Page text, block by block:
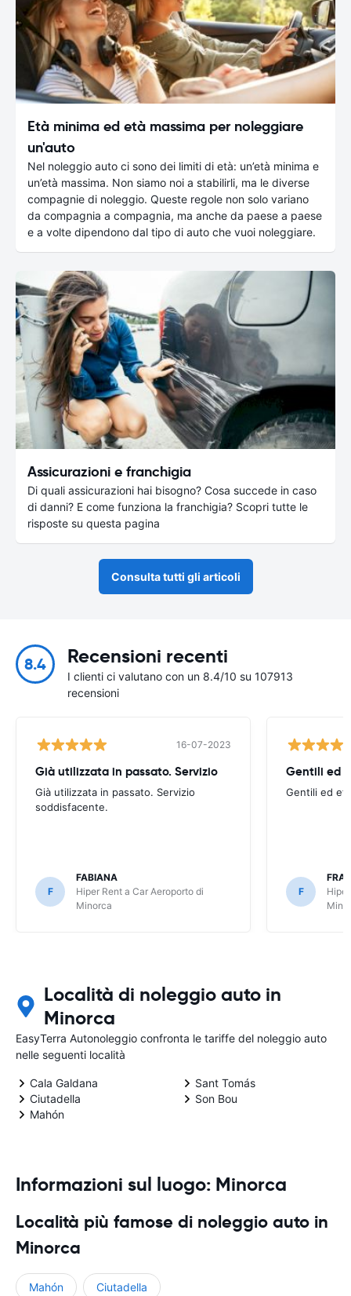
Età minima ed età massima per noleggiare
un'auto
Nel noleggio auto ci sono dei limiti di età: un’età minima e
un’età massima. Non siamo noi a stabilirli, ma le diverse
compagnie di noleggio. Queste regole non solo variano
da compagnia a compagnia, ma anche da paese a paese
e a volte dipendono dal tipo di auto che vuoi noleggiare.
Assicurazioni e franchigia
Di quali assicurazioni hai bisogno? Cosa succede in caso
di danni? E come funziona la franchigia? Scopri tutte le
risposte su questa pagina
Consulta tutti gli articoli
8.4 Recensioni recenti
I clienti ci valutano con un 8.4/10 su 107913
recensioni
16-07-2023
Già utilizzata in passato. Servizio
Già utilizzata in passato. Servizio
soddisfacente.
F
FABIANA
Hiper Rent a Car Aeroporto di
Minorca
Gentili ed
Gentili ed
F
Località di noleggio auto in
Minorca
EasyTerra Autonoleggio confronta le tariffe del noleggio auto
nelle seguenti località
Cala Galdana
Ciutadella
Mahón
Sant Tomás
Son Bou
Informazioni sul luogo: Minorca
Località più famose di noleggio auto in
Minorca
Mahón Ciutadella